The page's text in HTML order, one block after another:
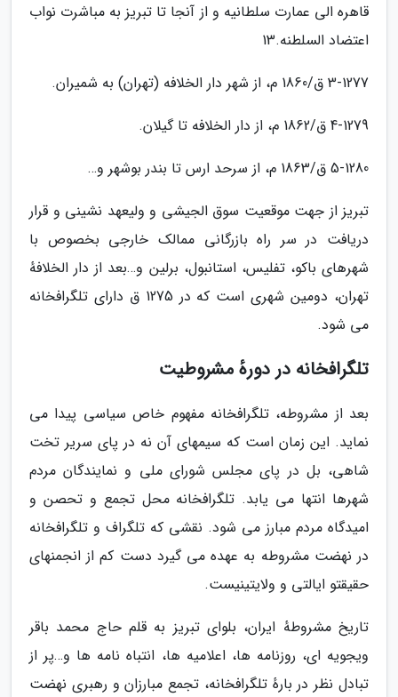
قاهره الی عمارت سلطانیه و از آنجا تا تبریز به مباشرت نواب
اعتضاد السلطنه.13
3-1277 ق/1860 م، از شهر دار الخلافه (تهران) به شمیران.
4-1279 ق/1862 م، از دار الخلافه تا گیلان.
5-1280 ق/1863 م، از سرحد ارس تا بندر بوشهر و…
تبریز از جهت موقعیت سوق الجیشی و ولیعهد نشینی و قرار
دریافت در سر راه بازرگانی ممالک خارجی بخصوص با
شهرهای باکو، تفلیس، استانبول، برلین و…بعد از دار الخلافهٔ
تهران، دومین شهری است که در 1275 ق دارای تلگرافخانه
می شود.
تلگرافخانه در دورهٔ مشروطیت
بعد از مشروطه، تلگرافخانه مفهوم خاص سیاسی پیدا می
نماید. این زمان است که سیمهای آن نه در پای سریر تخت
شاهی، بل در پای مجلس شورای ملی و نمایندگان مردم
شهرها انتها می یابد. تلگرافخانه محل تجمع و تحصن و
امیدگاه مردم مبارز می شود. نقشی که تلگراف و تلگرافخانه
در نهضت مشروطه به عهده می گیرد دست کم از انجمنهای
حقیقتو ایالتی و ولایتینیست.
تاریخ مشروطهٔ ایران، بلوای تبریز به قلم حاج محمد باقر
ویجویه ای، روزنامه ها، اعلامیه ها، انتباه نامه ها و…پر از
تبادل نظر در بارهٔ تلگرافخانه، تجمع مبارزان و رهبری نهضت